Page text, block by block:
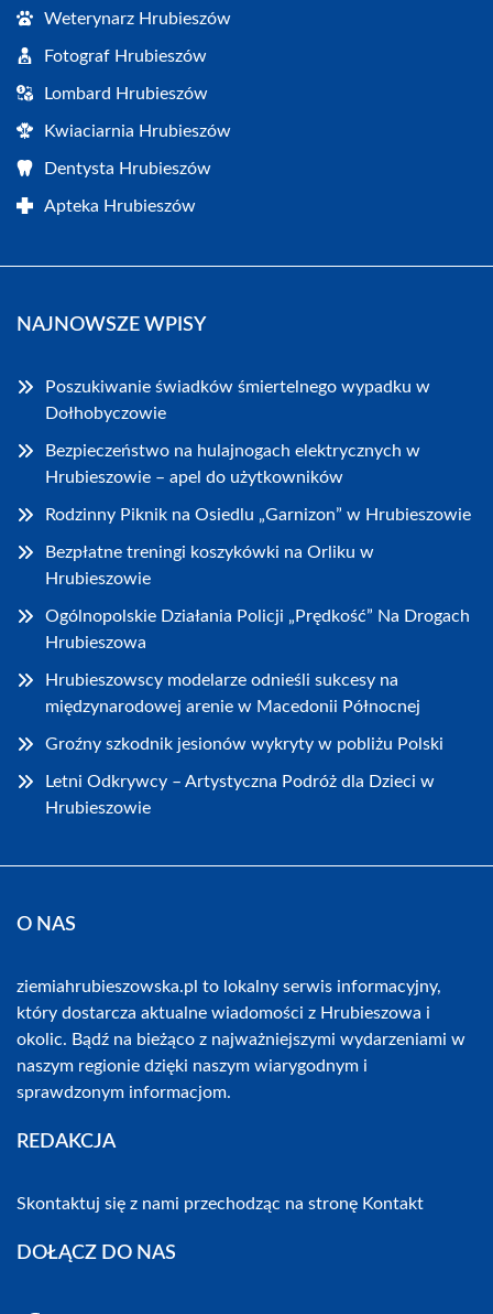
Weterynarz Hrubieszów
Fotograf Hrubieszów
Lombard Hrubieszów
Kwiaciarnia Hrubieszów
Dentysta Hrubieszów
Apteka Hrubieszów
NAJNOWSZE WPISY
Poszukiwanie świadków śmiertelnego wypadku w
Dołhobyczowie
Bezpieczeństwo na hulajnogach elektrycznych w
Hrubieszowie – apel do użytkowników
Rodzinny Piknik na Osiedlu „Garnizon” w Hrubieszowie
Bezpłatne treningi koszykówki na Orliku w
Hrubieszowie
Ogólnopolskie Działania Policji „Prędkość” Na Drogach
Hrubieszowa
Hrubieszowscy modelarze odnieśli sukcesy na
międzynarodowej arenie w Macedonii Północnej
Groźny szkodnik jesionów wykryty w pobliżu Polski
Letni Odkrywcy – Artystyczna Podróż dla Dzieci w
Hrubieszowie
O NAS
ziemiahrubieszowska.pl to lokalny serwis informacyjny,
który dostarcza aktualne wiadomości z Hrubieszowa i
okolic. Bądź na bieżąco z najważniejszymi wydarzeniami w
naszym regionie dzięki naszym wiarygodnym i
sprawdzonym informacjom.
REDAKCJA
Skontaktuj się z nami przechodząc na stronę Kontakt
DOŁĄCZ DO NAS